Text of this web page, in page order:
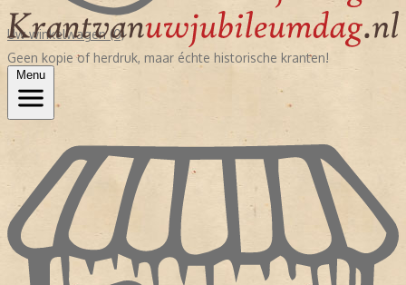
Uw winkelwagen (0)
Geen kopie of herdruk, maar échte historische kranten!
Menu